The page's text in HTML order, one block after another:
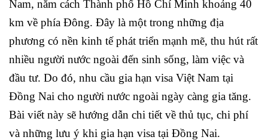
Nam, nằm cách Thành phố Hồ Chí Minh khoảng 40
km về phía Đông. Đây là một trong những địa
phương có nền kinh tế phát triển mạnh mẽ, thu hút rất
nhiều người nước ngoài đến sinh sống, làm việc và
đầu tư. Do đó, nhu cầu gia hạn visa Việt Nam tại
Đồng Nai cho người nước ngoài ngày càng gia tăng.
Bài viết này sẽ hướng dẫn chi tiết về thủ tục, chi phí
và những lưu ý khi gia hạn visa tại Đồng Nai.